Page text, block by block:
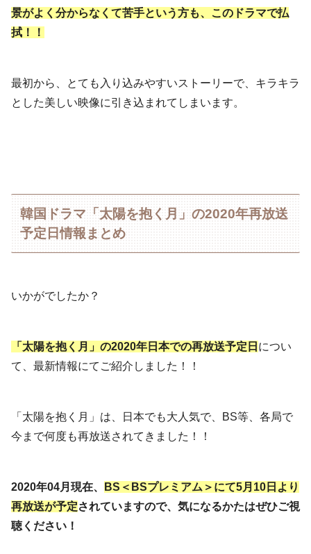
景がよく分からなくて苦手という方も、このドラマで払
拭！！
最初から、とても入り込みやすいストーリーで、キラキラ
とした美しい映像に引き込まれてしまいます。
韓国ドラマ「太陽を抱く月」の2020年再放送
予定日情報まとめ
いかがでしたか？
「太陽を抱く月」の2020年日本での再放送予定日 につい
て、最新情報にてご紹介しました！！
「太陽を抱く月」は、日本でも大人気で、BS等、各局で
今まで何度も再放送されてきました！！
2020年04月現在、
BS＜BSプレミアム＞にて5月10日より
再放送が予定されていますので、気になるかたはぜひご視
聴ください！